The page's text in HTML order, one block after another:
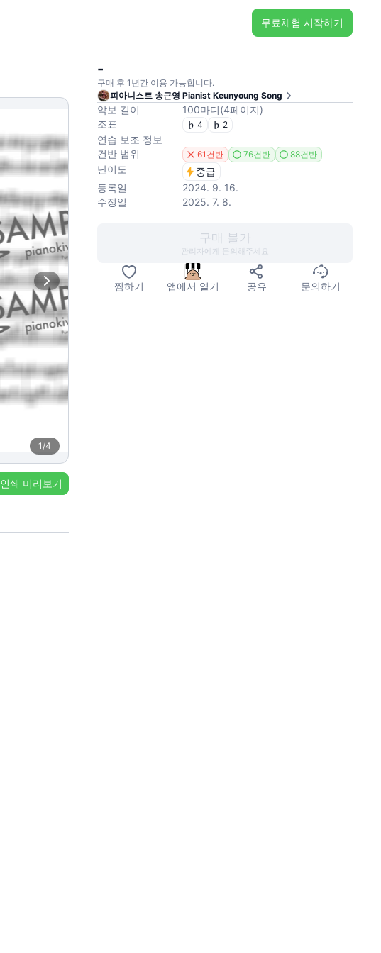
무료체험 시작하기
1/4
인쇄 미리보기
-
구매 후 1년간 이용 가능합니다.
피아니스트 송근영 Pianist Keunyoung Song
악보 길이 100마디(4페이지)
조표
4 2
연습 보조 정보
건반 범위
61건반 76건반 88건반
난이도
중급
등록일
2024. 9. 16.
수정일
2025. 7. 8.
구매 불가
관리자에게 문의해주세요
찜하기 앱에서 열기 공유 문의하기